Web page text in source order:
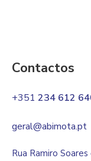
Contactos
+351 234 612
geral@abimota.pt
Rua Ramiro